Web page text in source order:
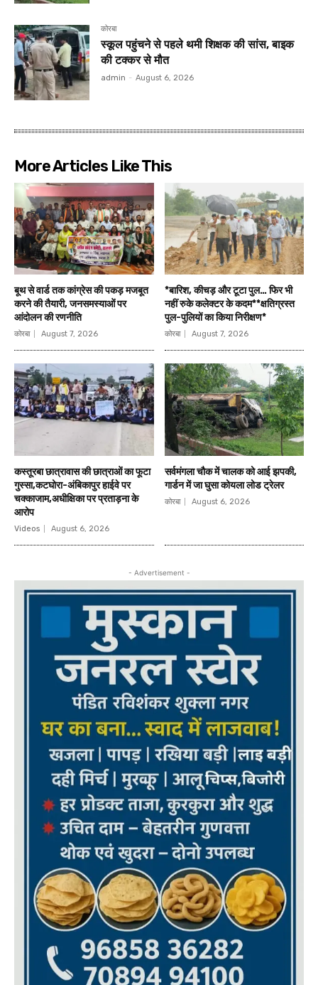
कोरबा
स्कूल पहुंचने से पहले थमी शिक्षक की सांस, बाइक
की टक्कर से मौत
admin - August 6, 2026
More Articles Like This
बूथ से वार्ड तक कांग्रेस की पकड़ मजबूत
करने की तैयारी, जनसमस्याओं पर
आंदोलन की रणनीति
कोरबा August 7, 2026
*बारिश, कीचड़ और टूटा पुल… फिर भी
नहीं रुके कलेक्टर के कदम**क्षतिग्रस्त
पुल-पुलियों का किया निरीक्षण*
कोरबा August 7, 2026
कस्तूरबा छात्रावास की छात्राओं का फूटा
गुस्सा,कटघोरा-अंबिकापुर हाईवे पर
चक्काजाम,अधीक्षिका पर प्रताड़ना के
आरोप
Videos August 6, 2026
सर्वमंगला चौक में चालक को आई झपकी,
गार्डन में जा घुसा कोयला लोड ट्रेलर
कोरबा August 6, 2026
- Advertisement -